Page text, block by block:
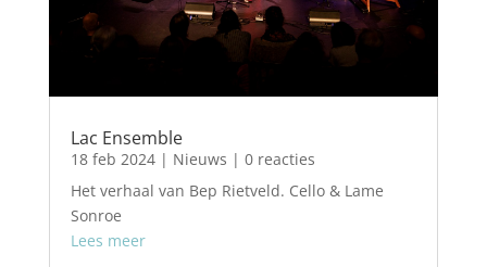
Lac Ensemble
18 feb 2024| Nieuws | 0 reacties
Het verhaal van Bep Rietveld. Cello & Lame
Sonroe
Lees meer